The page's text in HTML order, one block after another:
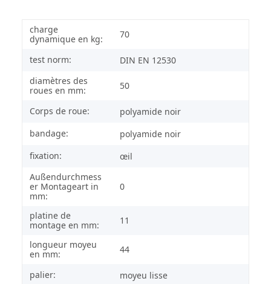
charge
dynamique en kg:
70
test norm:
DIN EN 12530
diamètres des
roues en mm:
50
Corps de roue:
polyamide noir
bandage:
polyamide noir
fixation:
œil
Außendurchmess
er Montageart in
mm:
0
platine de
montage en mm:
11
longueur moyeu
en mm:
44
palier:
moyeu lisse